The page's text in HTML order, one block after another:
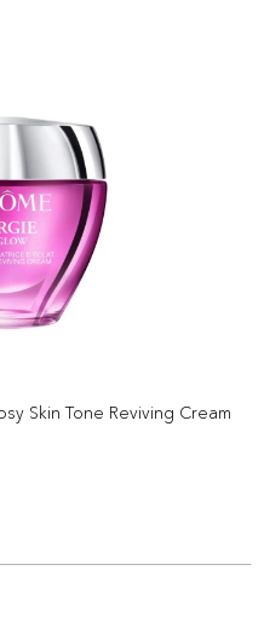
Skin Tone Reviving Cream